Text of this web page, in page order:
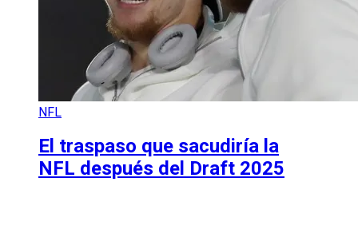
NFL
El traspaso que sacudiría la
NFL después del Draft 2025